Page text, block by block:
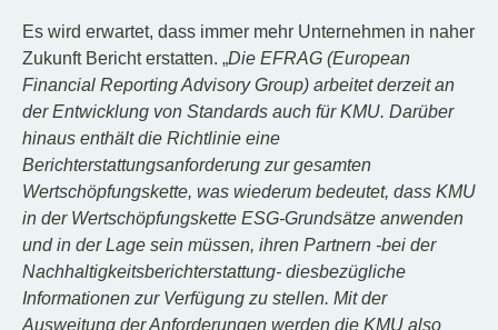
Es wird erwartet, dass immer mehr Unternehmen in naher
Zukunft Bericht erstatten. „Die EFRAG (European
Financial Reporting Advisory Group) arbeitet derzeit an
der Entwicklung von Standards auch für KMU. Darüber
hinaus enthält die Richtlinie eine
Berichterstattungsanforderung zur gesamten
Wertschöpfungskette, was wiederum bedeutet, dass KMU
in der Wertschöpfungskette ESG-Grundsätze anwenden
und in der Lage sein müssen, ihren Partnern -bei der
Nachhaltigkeitsberichterstattung- diesbezügliche
Informationen zur Verfügung zu stellen. Mit der
Ausweitung der Anforderungen werden die KMU also